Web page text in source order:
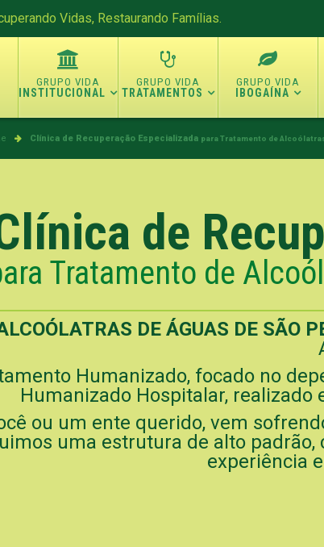
Vidas, Restaurando Famílias.
INSTITUCIONAL TRATAMENTOS IBOGAÍNA
Clínica de Recuperação Especializada para Tratamento de
de
Tratamento de
DE ÁGUAS DE SÃO
Humanizado, focado no
Humanizado Hospitalar, realizado
ou um ente querido, vem
uma estrutura de alto
experiência